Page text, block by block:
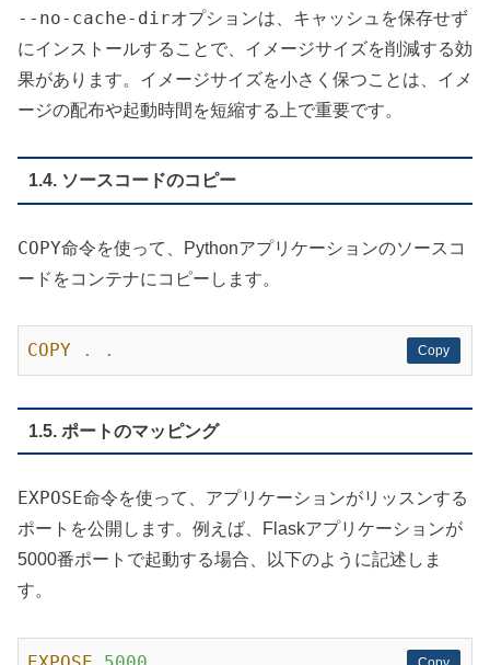
--no-cache-dirオプションは、キャッシュを保存せず
にインストールすることで、イメージサイズを削減する効
果があります。イメージサイズを小さく保つことは、イメ
ージの配布や起動時間を短縮する上で重要です。
1.4. ソースコードのコピー
COPY命令を使って、Pythonアプリケーションのソースコ
ードをコンテナにコピーします。
Copy
Copy
COPY . .
1.5. ポートのマッピング
EXPOSE命令を使って、アプリケーションがリッスンする
ポートを公開します。例えば、Flaskアプリケーションが
5000番ポートで起動する場合、以下のように記述しま
す。